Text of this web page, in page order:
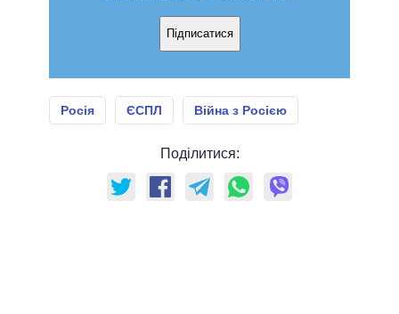
Підписатися
Росія ЄСПЛ Війна з Росією
Поділитися: